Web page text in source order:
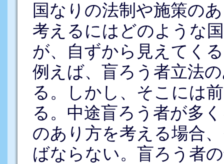
国なりの法制や施策の
考えるにはどのような
が、自ずから見えてく
例えば、盲ろう者立法
る。しかし、そこには
る。中途盲ろう者が多
のあり方を考える場合
ばならない。盲ろう者